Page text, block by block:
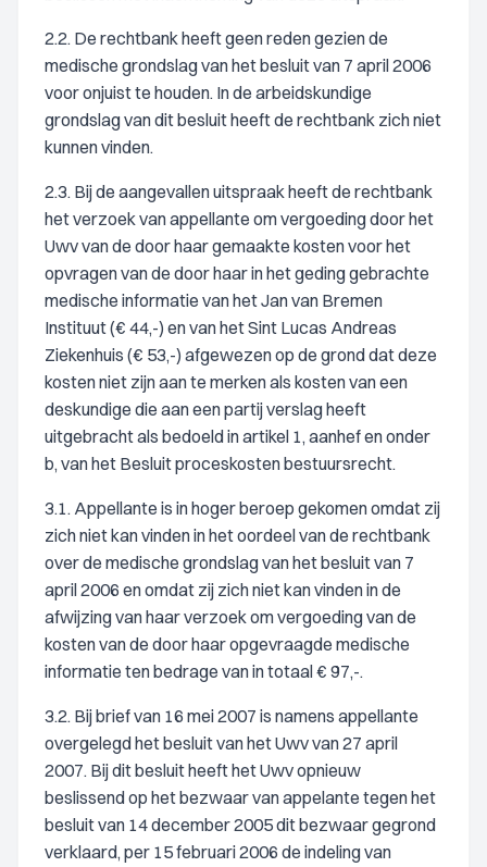
2.2. De rechtbank heeft geen reden gezien de
medische grondslag van het besluit van 7 april 2006
voor onjuist te houden. In de arbeidskundige
grondslag van dit besluit heeft de rechtbank zich niet
kunnen vinden.
2.3. Bij de aangevallen uitspraak heeft de rechtbank
het verzoek van appellante om vergoeding door het
Uwv van de door haar gemaakte kosten voor het
opvragen van de door haar in het geding gebrachte
medische informatie van het Jan van Bremen
Instituut (€ 44,-) en van het Sint Lucas Andreas
Ziekenhuis (€ 53,-) afgewezen op de grond dat deze
kosten niet zijn aan te merken als kosten van een
deskundige die aan een partij verslag heeft
uitgebracht als bedoeld in artikel 1, aanhef en onder
b, van het Besluit proceskosten bestuursrecht.
3.1. Appellante is in hoger beroep gekomen omdat zij
zich niet kan vinden in het oordeel van de rechtbank
over de medische grondslag van het besluit van 7
april 2006 en omdat zij zich niet kan vinden in de
afwijzing van haar verzoek om vergoeding van de
kosten van de door haar opgevraagde medische
informatie ten bedrage van in totaal € 97,-.
3.2. Bij brief van 16 mei 2007 is namens appellante
overgelegd het besluit van het Uwv van 27 april
2007. Bij dit besluit heeft het Uwv opnieuw
beslissend op het bezwaar van appelante tegen het
besluit van 14 december 2005 dit bezwaar gegrond
verklaard, per 15 februari 2006 de indeling van